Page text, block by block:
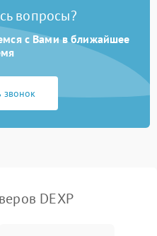
вопросы?
с Вами в ближайшее
звонок
DEXP